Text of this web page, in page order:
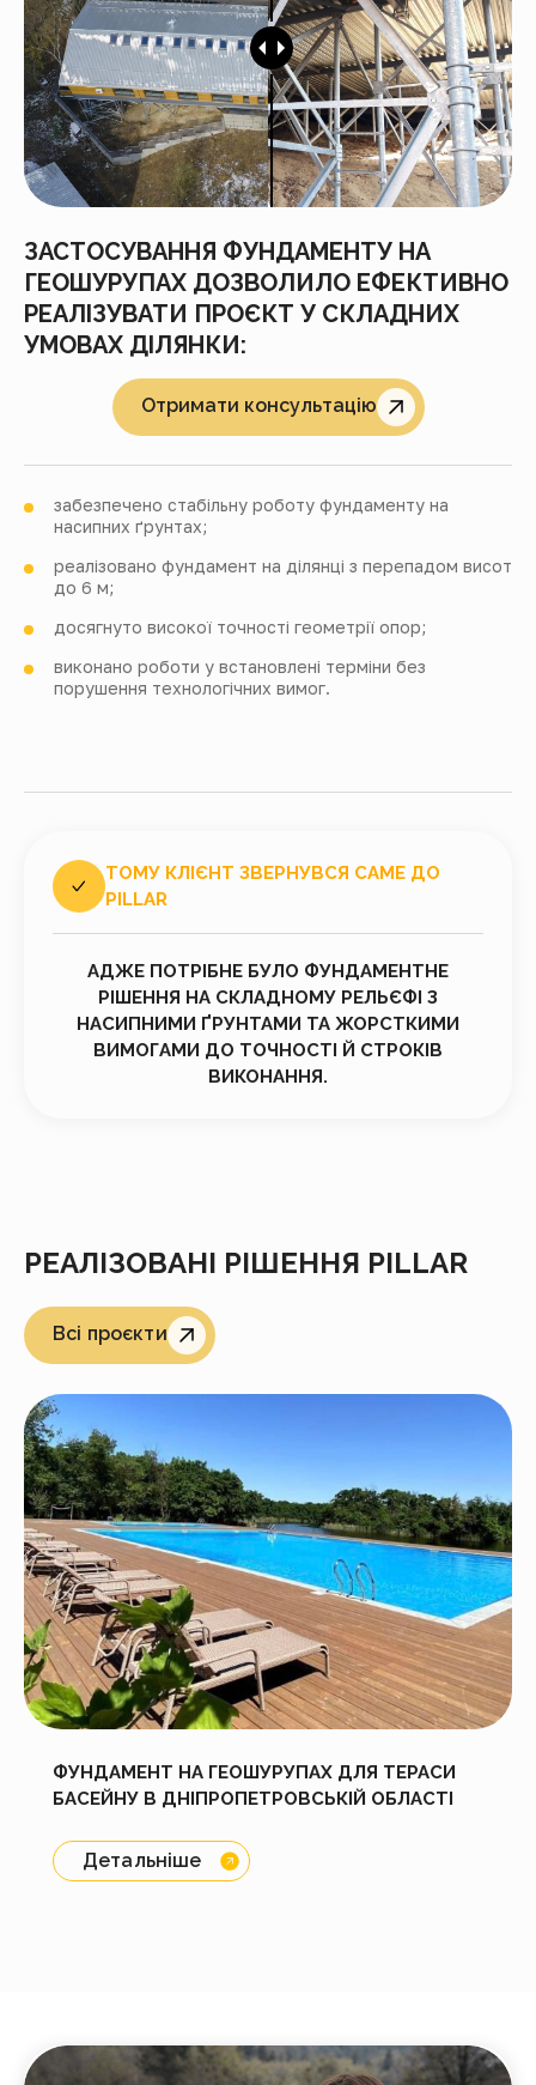
ЗАСТОСУВАННЯ ФУНДАМЕНТУ НА
ГЕОШУРУПАХ ДОЗВОЛИЛО ЕФЕКТИВНО
РЕАЛІЗУВАТИ ПРОЄКТ У СКЛАДНИХ
УМОВАХ ДІЛЯНКИ:
Отримати консультацію
забезпечено стабільну роботу фундаменту на
насипних ґрунтах;
реалізовано фундамент на ділянці з перепадом висот
до 6 м;
досягнуто високої точності геометрії опор;
виконано роботи у встановлені терміни без
порушення технологічних вимог.
ТОМУ КЛІЄНТ ЗВЕРНУВСЯ САМЕ ДО
PILLAR
АДЖЕ ПОТРІБНЕ БУЛО ФУНДАМЕНТНЕ
РІШЕННЯ НА СКЛАДНОМУ РЕЛЬЄФІ З
НАСИПНИМИ ҐРУНТАМИ ТА ЖОРСТКИМИ
ВИМОГАМИ ДО ТОЧНОСТІ Й СТРОКІВ
ВИКОНАННЯ.
РЕАЛІЗОВАНІ РІШЕННЯ PILLAR
Всі проєкти
ФУНДАМЕНТ НА ГЕОШУРУПАХ ДЛЯ ТЕРАСИ
БАСЕЙНУ В ДНІПРОПЕТРОВСЬКІЙ ОБЛАСТІ
Детальніше